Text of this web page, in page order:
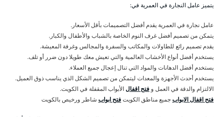
يتميز عامل النجارة في العمرية في:
عامل نجارة في العمرية يقدم أفضل التصميمات بأقل الأسعار.
يتمكن من تصميم أفضل غرف النوم الخاصة بالشباب والأطفال والكبار.
يقدم تصميم رائع للطاولات والمكاتب والسفرة والمجالس وغرفة المعيشة.
يستخدم أفضل أنواع الأخشاب العالمية والتي تعيش معك طويلا دون ضرر أو تلف.
يستخدم أفضل الدهانات والمواد التي تنال إعجال جميع العملاء.
يستخدم أحدث الأجهزة والمعدات ليتمكن من تصميم الشكل الذي يناسب ذوق العميل.
الالتزام والدقة في العمل و فتح اقفالالأبواب المقفلة في الكويت.
فتح اقفال الابوابجميع مناطق الكويتفتح ابواب شاطر ورخيص بالكويت